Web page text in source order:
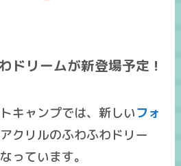
ドリームが新登場予定！
キャンプでは、新しいフォ
アクリルのふわふわドリー
っています。